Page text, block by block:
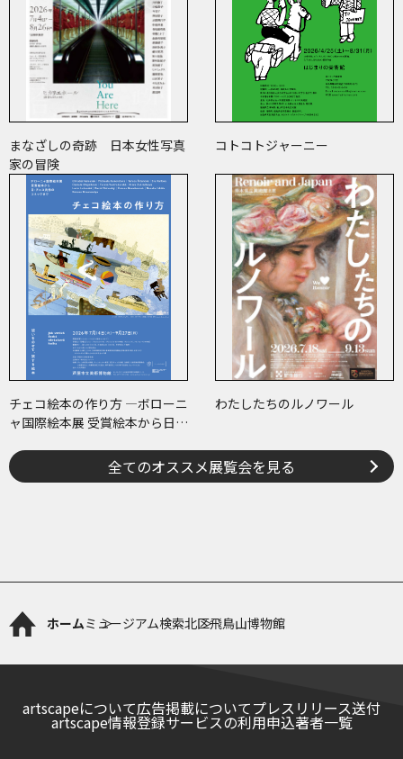
まなざしの奇跡 日本女性写真
家の冒険
コトコトジャーニー
チェコ絵本の作り方 ―ボローニ
ャ国際絵本展 受賞絵本から日･
わたしたちのルノワール
全てのオススメ展覧会を見る
ホームミュージアム検索北区飛鳥山博物館
artscapeについて広告掲載についてプレスリリース送付
artscape情報登録サービスの利用申込著者一覧